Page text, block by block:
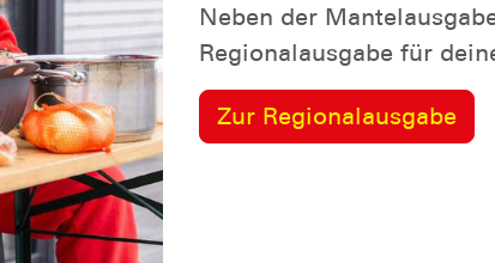
Neben der
Regionalausgabe für
Zur Regionalausgabe